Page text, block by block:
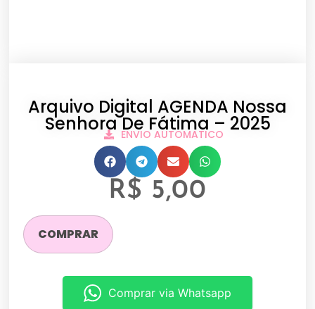
Arquivo Digital AGENDA Nossa
Senhora De Fátima – 2025
ENVIO AUTOMATICO
R$ 5,00
COMPRAR
Comprar via Whatsapp